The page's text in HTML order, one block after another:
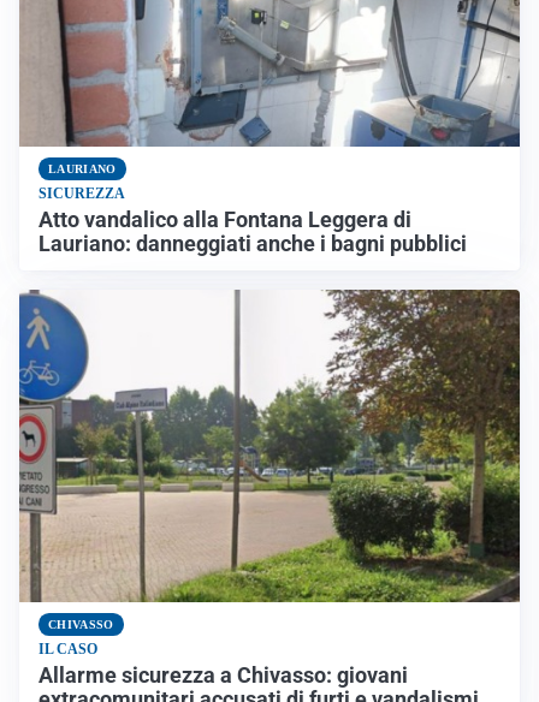
LAURIANO
SICUREZZA
Atto vandalico alla Fontana Leggera di
Lauriano: danneggiati anche i bagni pubblici
CHIVASSO
IL CASO
Allarme sicurezza a Chivasso: giovani